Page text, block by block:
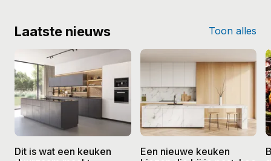
Laatste nieuws Toon alles
Dit is wat een keuken
Een nieuwe keuken